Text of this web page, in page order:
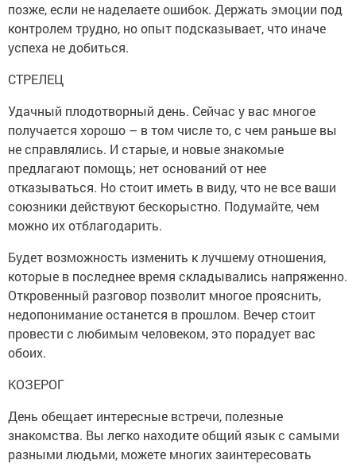
позже, если не наделаете ошибок. Держать эмоции под
контролем трудно, но опыт подсказывает, что иначе
успеха не добиться.
СТРЕЛЕЦ
Удачный плодотворный день. Сейчас у вас многое
получается хорошо – в том числе то, с чем раньше вы
не справлялись. И старые, и новые знакомые
предлагают помощь; нет оснований от нее
отказываться. Но стоит иметь в виду, что не все ваши
союзники действуют бескорыстно. Подумайте, чем
можно их отблагодарить.
Будет возможность изменить к лучшему отношения,
которые в последнее время складывались напряженно.
Откровенный разговор позволит многое прояснить,
недопонимание останется в прошлом. Вечер стоит
провести с любимым человеком, это порадует вас
обоих.
КОЗЕРОГ
День обещает интересные встречи, полезные
знакомства. Вы легко находите общий язык с самыми
разными людьми, можете многих заинтересовать